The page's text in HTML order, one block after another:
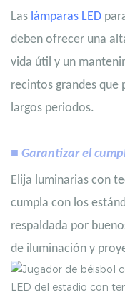
Las lámparas LED
deben ofrecer una
vida útil y un
recintos grandes que
largos periodos.
■ Garantizar el
Elija luminarias con
cumpla con los
respaldada por
de iluminación y